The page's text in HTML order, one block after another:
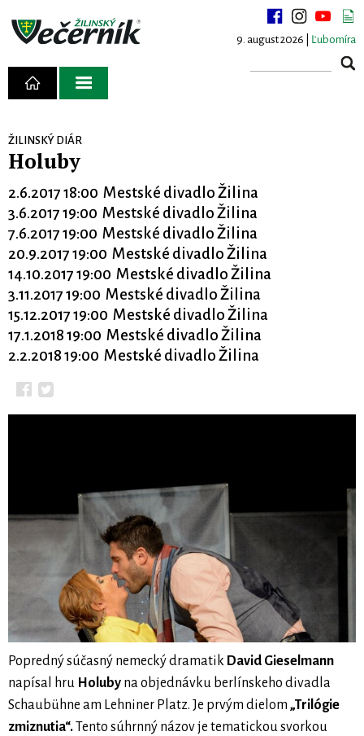
9. august 2026 | Ľubomíra
ŽILINSKÝ DIÁR
Holuby
2.6.2017 18:00 Mestské divadlo Žilina
3.6.2017 19:00 Mestské divadlo Žilina
7.6.2017 19:00 Mestské divadlo Žilina
20.9.2017 19:00 Mestské divadlo Žilina
14.10.2017 19:00 Mestské divadlo Žilina
3.11.2017 19:00 Mestské divadlo Žilina
15.12.2017 19:00 Mestské divadlo Žilina
17.1.2018 19:00 Mestské divadlo Žilina
2.2.2018 19:00 Mestské divadlo Žilina
Popredný súčasný nemecký dramatik David Gieselmann
napísal hru Holuby na objednávku berlínskeho divadla
Schaubühne am Lehniner Platz. Je prvým dielom „Trilógie
zmiznutia“.Tento súhrnný názov je tematickou svorkou